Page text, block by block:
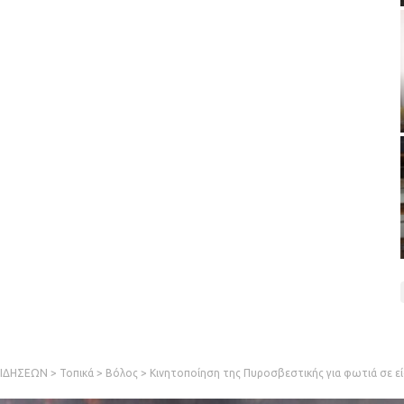
> Τοπικά > Βόλος > Κινητοποίηση της Πυροσβεστικής για φωτιά σε